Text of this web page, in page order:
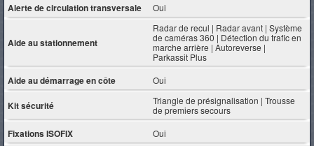
Alerte de circulation transversale Oui
Aide au stationnement
Radar de recul | Radar avant | Système
de caméras 360 | Détection du trafic en
marche arrière | Autoreverse |
Parkassit Plus
Aide au démarrage en côte Oui
Kit sécurité
Triangle de présignalisation | Trousse
de premiers secours
Fixations ISOFIX Oui